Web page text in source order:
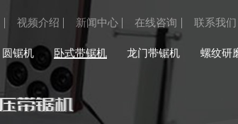
圆锯机 卧式带锯机 龙门带锯机 螺纹研
视频介绍 新闻中心 在线咨询 联系我们